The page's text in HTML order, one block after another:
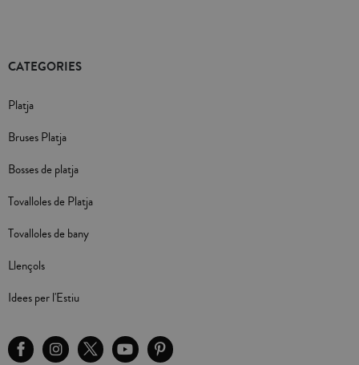
CATEGORIES
Platja
Bruses Platja
Bosses de platja
Tovalloles de Platja
Tovalloles de bany
Llençols
Idees per l'Estiu